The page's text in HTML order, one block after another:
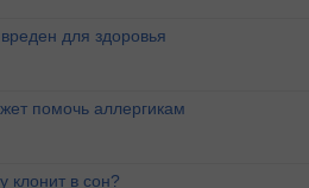
для здоровья
помочь аллергикам
клонит в сон?